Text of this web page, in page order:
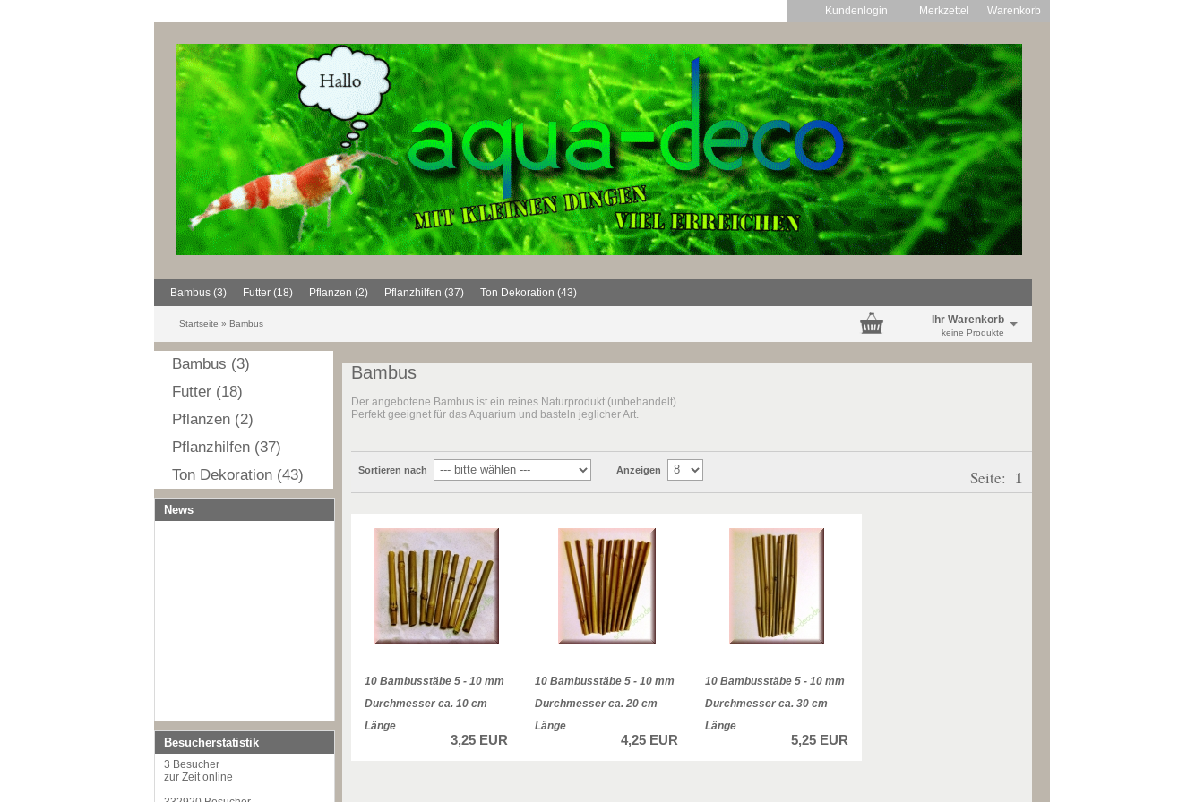
Kundenlogin Merkzettel Warenkorb
Bambus (3) Futter (18) Pflanzen (2) Pflanzhilfen (37) Ton Dekoration (43)
Startseite » Bambus Ihr Warenkorb
keine Produkte
Bambus
Der angebotene Bambus ist ein reines Naturprodukt (unbehandelt).
Perfekt geeignet für das Aquarium und basteln jeglicher Art.
Sortieren nach Anzeigen Seite: 1
10 Bambusstäbe 5 - 10 mm
Durchmesser ca. 10 cm
Länge
3,25 EUR
10 Bambusstäbe 5 - 10 mm
Durchmesser ca. 20 cm
Länge
4,25 EUR
10 Bambusstäbe 5 - 10 mm
Durchmesser ca. 30 cm
Länge
5,25 EUR
Bambus (3)
Futter (18)
Pflanzen (2)
Pflanzhilfen (37)
Ton Dekoration (43)
News
Besucherstatistik
3 Besucher
zur Zeit online